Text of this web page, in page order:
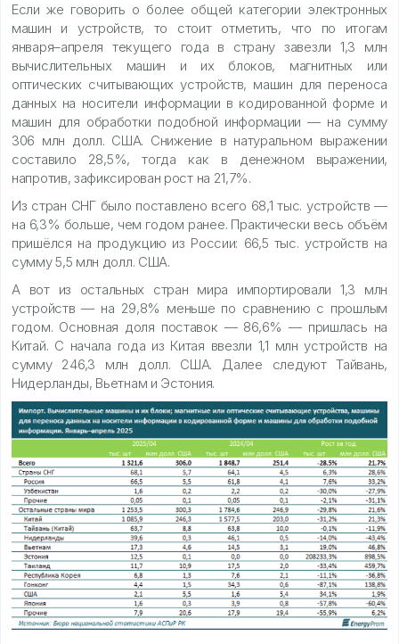
Если же говорить о более общей категории электронных
машин и устройств, то стоит отметить, что по итогам
января–апреля текущего года в страну завезли 1,3 млн
вычислительных машин и их блоков, магнитных или
оптических считывающих устройств, машин для переноса
данных на носители информации в кодированной форме и
машин для обработки подобной информации — на сумму
306 млн долл. США. Снижение в натуральном выражении
составило 28,5%, тогда как в денежном выражении,
напротив, зафиксирован рост на 21,7%.
Из стран СНГ было поставлено всего 68,1 тыс. устройств —
на 6,3% больше, чем годом ранее. Практически весь объём
пришёлся на продукцию из России: 66,5 тыс. устройств на
сумму 5,5 млн долл. США.
А вот из остальных стран мира импортировали 1,3 млн
устройств — на 29,8% меньше по сравнению с прошлым
годом. Основная доля поставок — 86,6% — пришлась на
Китай. С начала года из Китая ввезли 1,1 млн устройств на
сумму 246,3 млн долл. США. Далее следуют Тайвань,
Нидерланды, Вьетнам и Эстония.